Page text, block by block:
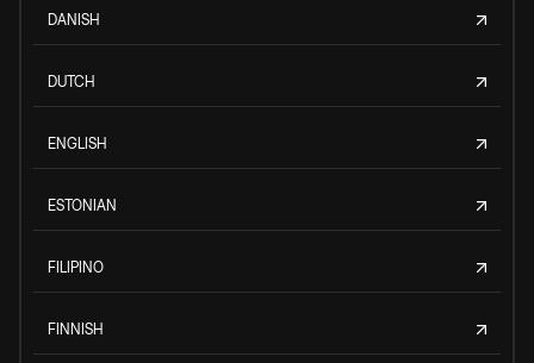
DANISH
DUTCH
ENGLISH
ESTONIAN
FILIPINO
FINNISH